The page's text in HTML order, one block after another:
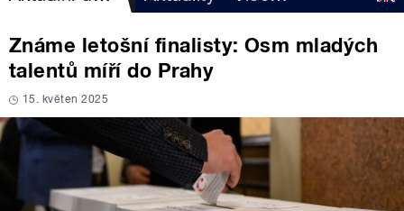
Známe letošní finalisty: Osm mladých
talentů míří do Prahy
15. květen 2025